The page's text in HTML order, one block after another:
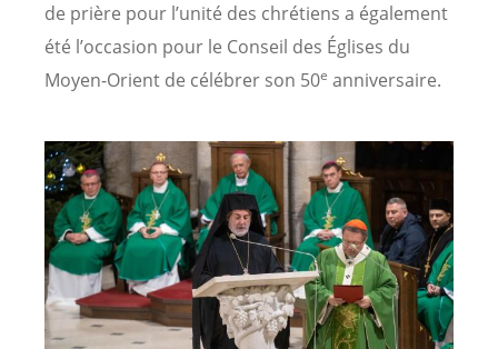
de prière pour l’unité des chrétiens a également
été l’occasion pour le Conseil des Églises du
Moyen-Orient de célébrer son 50e anniversaire.
Image